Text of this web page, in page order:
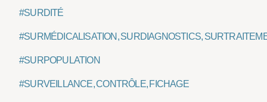
#SURDITÉ
#SURMÉDICALISATION, SURDIAGNOSTICS,
#SURPOPULATION
#SURVEILLANCE, CONTRÔLE, FICHAGE